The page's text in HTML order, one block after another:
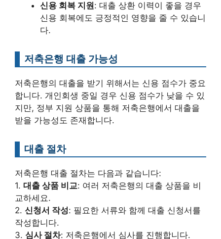
신용 회복 지원: 대출 상환 이력이 좋을 경우
신용 회복에도 긍정적인 영향을 줄 수 있습니
다.
저축은행 대출 가능성
저축은행의 대출을 받기 위해서는 신용 점수가 중요
합니다. 개인회생 중일 경우 신용 점수가 낮을 수 있
지만, 정부 지원 상품을 통해 저축은행에서 대출을
받을 가능성도 존재합니다.
대출 절차
저축은행 대출 절차는 다음과 같습니다:
1. 대출 상품 비교: 여러 저축은행의 대출 상품을 비
교하세요.
2. 신청서 작성: 필요한 서류와 함께 대출 신청서를
작성합니다.
3. 심사 절차: 저축은행에서 심사를 진행합니다.